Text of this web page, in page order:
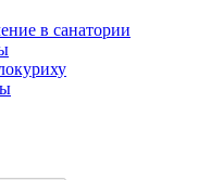
в санатории